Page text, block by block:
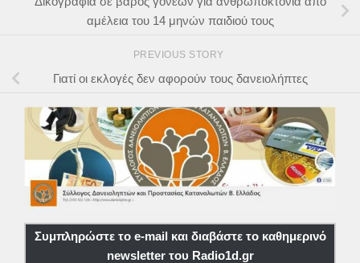
αμέλεια του 14 μηνών παιδιού τους
PREVIOUS STORY
Γιατί οι εκλογές δεν αφορούν τους δανειολήπτες
Συμπληρώστε το e-mail και διαβάστε το καθημερινό
newsletter του Radio1d.gr